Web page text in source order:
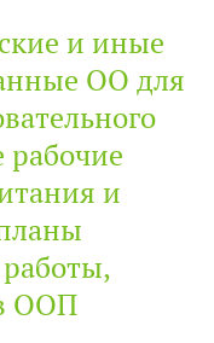
и иные
ОО для
рабочие
и
ООП